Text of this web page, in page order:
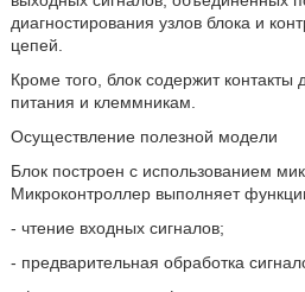
диагностирования узлов блока и
цепей.
Кроме того, блок содержит
питания и клеммникам.
Осуществление полезной модели
Блок построен с использованием
Микроконтроллер выполняет
- чтение входных сигналов;
- предварительная обработка